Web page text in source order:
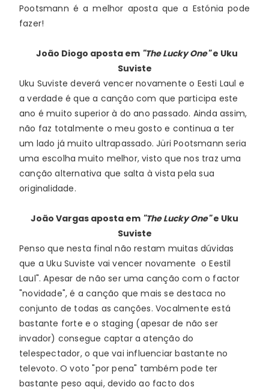
Pootsmann é a melhor aposta que a Estónia pode
fazer!
João Diogo aposta em "The Lucky One"e Uku
Suviste
Uku Suviste deverá vencer novamente o Eesti Laul e
a verdade é que a canção com que participa este
ano é muito superior à do ano passado. Ainda assim,
não faz totalmente o meu gosto e continua a ter
um lado já muito ultrapassado. Jüri Pootsmann seria
uma escolha muito melhor, visto que nos traz uma
canção alternativa que salta à vista pela sua
originalidade.
João Vargas aposta em "The Lucky One"e Uku
Suviste
Penso que nesta final não restam muitas dúvidas
que a Uku Suviste vai vencer novamente  o Eestil
Laul". Apesar de não ser uma canção com o factor
"novidade", é a canção que mais se destaca no
conjunto de todas as canções. Vocalmente está
bastante forte e o staging (apesar de não ser
invador) consegue captar a atenção do
telespectador, o que vai influenciar bastante no
televoto. O voto "por pena" também pode ter
bastante peso aqui, devido ao facto dos